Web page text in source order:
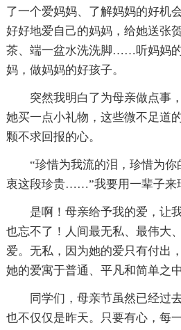
了一个爱妈妈、了解妈妈的好机
好好地爱自己的妈妈，给她送张
茶、端一盆水洗洗脚……听妈妈
妈，做妈妈的好孩子。
突然我明白了为母亲做点事
她买一点小礼物，这些微不足道
颗不求回报的心。
“珍惜为我流的泪，珍惜为
衷这段珍贵……”我要用一辈子来
是啊！母亲给予我的爱，让
也忘不了！人间最无私、最伟大
爱。无私，因为她的爱只有付出
她的爱寓于普通、平凡和简单之中
同学们，母亲节虽然已经过
也不仅仅是昨天。只要有心，每